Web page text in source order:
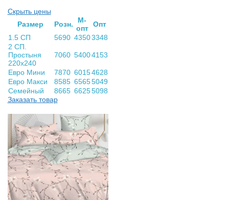
Скрыть цены
Раз­мер
Розн.
М-
опт Опт
1.5 СП
5690 43503348
2 СП.
Простыня
220х240
7060 54004153
Евро Мини 7870 60154628
Евро Макси
8585 65655049
Семейный
8665 66255098
Заказать товар